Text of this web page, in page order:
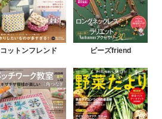
コットンフレンド ビーズfriend